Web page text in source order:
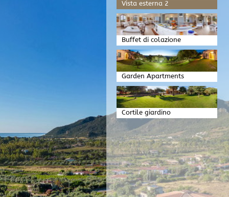
Vista esterna 2
Buffet di colazione
Garden Apartments
Atmosfera serale
Cortile giardino